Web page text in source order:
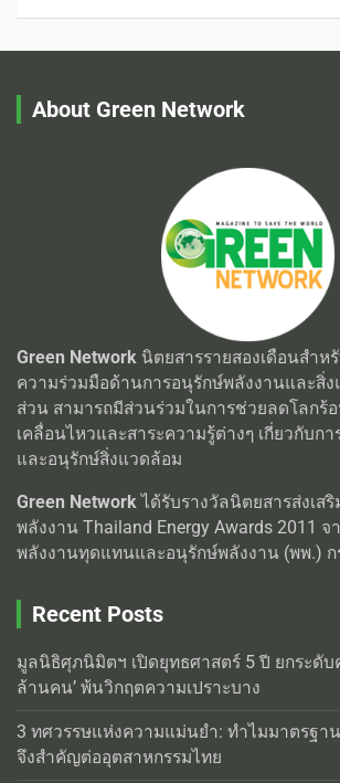
About Green Network
Green Network นิตยสารรายสองเดือนสำห
ความร่วมมือด้านการอนุรักษ์พลังงานและสิ่
ส่วน สามารถมีส่วนร่วมในการช่วยลดโลกร้
เคลื่อนไหวและสาระความรู้ต่างๆ เกี่ยวกับก
และอนุรักษ์สิ่งแวดล้อม
Green Network ได้รับรางวัลนิตยสารส่งเส
พลังงาน Thailand Energy Awards 2011
พลังงานทุดแทนและอนุรักษ์พลังงาน (พพ.) ก
Recent Posts
มูลนิธิศุภนิมิตฯ เปิดยุทธศาสตร์ 5 ปี ยกระดับ
ล้านคน’ พ้นวิกฤตความเปราะบาง
3 ทศวรรษแห่งความแม่นยำ: ทำไมมาตรฐาน
จึงสำคัญต่ออุตสาหกรรมไทย